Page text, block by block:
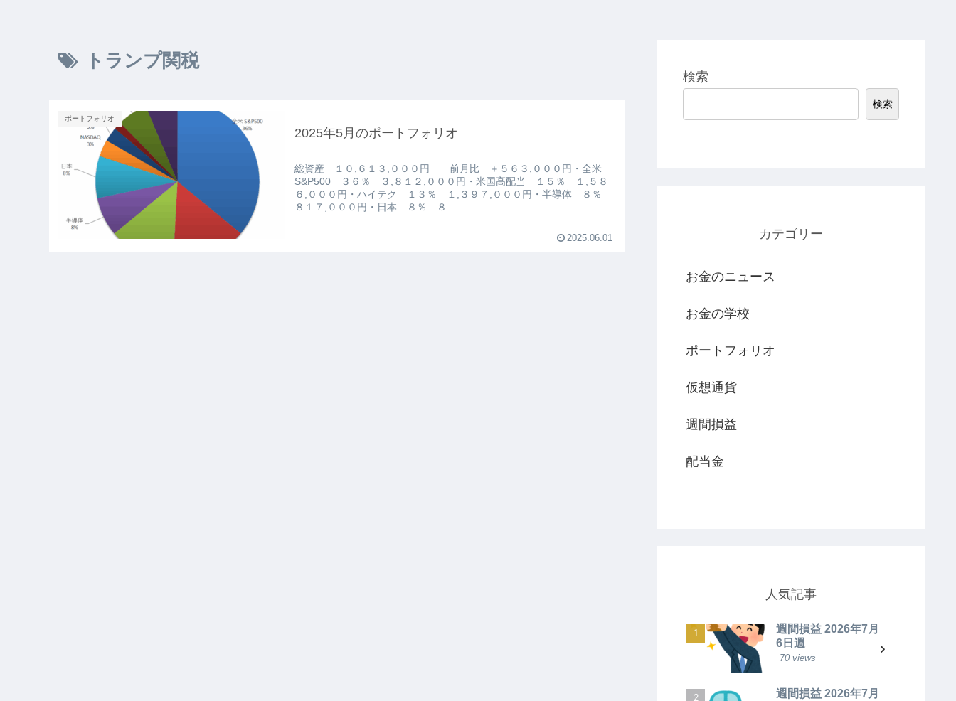
トランプ関税
ポートフォリオ
2025年5月のポートフォリオ
総資産 １０,６１３,０００円 前月比 ＋５６３,０００円・全米
S&P500 ３６％ ３,８１２,０００円・米国高配当 １５％ １,５８
６,０００円・ハイテク １３％ １,３９７,０００円・半導体 ８％
８１７,０００円・日本 ８％ ８...
2025.06.01
検索
検索
カテゴリー
お金のニュース
お金の学校
ポートフォリオ
仮想通貨
週間損益
配当金
人気記事
週間損益 2026年7月
6日週
70 views
週間損益 2026年7月